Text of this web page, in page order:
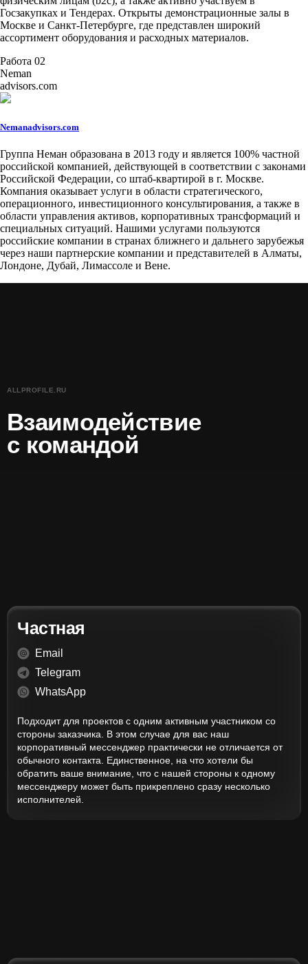
Госзакупках и Тендерах. Открыты демонстрационные залы в
Москве и Санкт-Петербурге, где представлен широкий
ассортимент оборудования и расходных материалов.
Работа 02
Neman
advisors.com
Nemanadvisors.com
Группа Неман образована в 2013 году и является 100% частной
российской компанией, действующей в соответствии с законами
Российской Федерации, со штаб-квартирой в г. Москве.
Компания оказывает услуги в области стратегического,
операционного, инвестиционного консультирования, а также в
области управления активов, корпоративных трансформаций и
специальных ситуаций. Нашими услугами пользуются
российские компании в странах ближнего и дальнего зарубежья
через наши партнерские компании и представителей в Алматы,
Лондоне, Дубай, Лимассоле и Вене.
ALLPROFILE.RU
Взаимодействие
с командой
Частная
Email
Telegram
WhatsApp
Подходит для проектов с одним активным участником со
стороны заказчика. В этом случае для вас наш
корпоративный мессенджер практически не отличается от
обычного контакта. Единственное, на что хотели бы
обратить ваше внимание, что с нашей стороны к одному
мессенджеру может быть прикреплено сразу несколько
исполнителей.